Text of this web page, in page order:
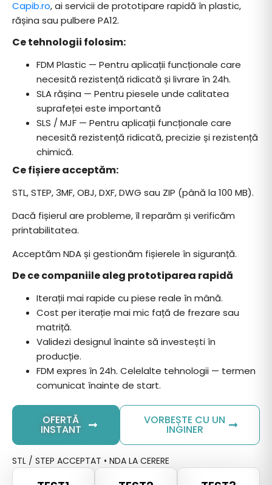
Capib.ro, ai servicii de prototipare rapidă în plastic,
rășina sau pulbere PA12.
Ce tehnologii folosim:
FDM Plastic — Pentru aplicații funcționale care
necesită rezistență ridicată și livrare în 24h.
SLA rășina — Pentru piesele unde calitatea
suprafeței este importantă
SLS / MJF — Pentru aplicații funcționale care
necesită rezistență ridicată, precizie și rezistență
chimică.
Ce fișiere acceptăm:
STL, STEP, 3MF, OBJ, DXF, DWG sau ZIP (până la 100 MB).
Dacă fișierul are probleme, îl reparăm și verificăm
printabilitatea.
Acceptăm NDA și gestionăm fișierele în siguranță.
De ce companiile aleg prototiparea rapidă
Iterații mai rapide cu piese reale în mână.
Cost per iterație mai mic față de frezare sau
matriță.
Validezi designul înainte să investești în
producție.
FDM expres în 24h. Celelalte tehnologii — termen
comunicat înainte de start.
OFERTĂ
INSTANT
VORBEȘTE CU UN
INGINER
STL / STEP ACCEPTAT • NDA LA CERERE